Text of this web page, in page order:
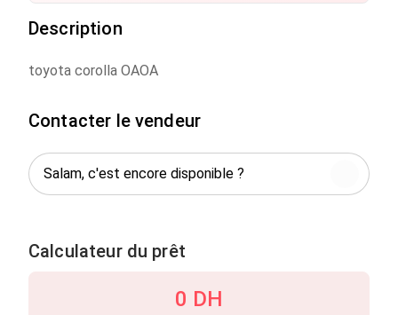
Description
toyota corolla OAOA
Contacter le vendeur
Calculateur du prêt
0 DH